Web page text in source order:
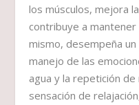
los músculos, mejora
contribuye a
mismo, desempeña
manejo de las
agua y la repetición
sensación de